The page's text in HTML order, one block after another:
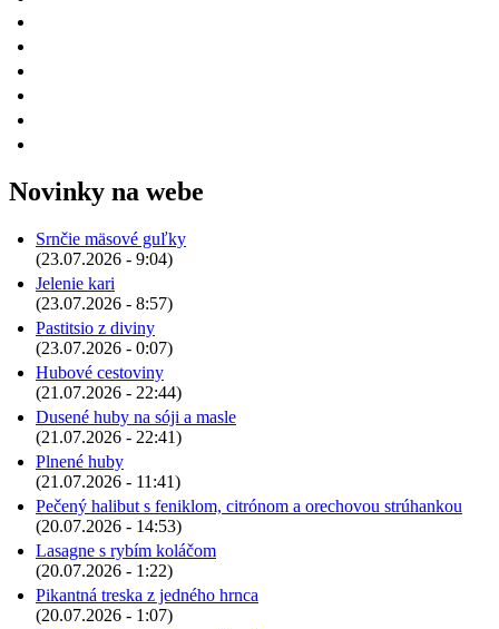
Novinky na webe
Srnčie mäsové guľky
(23.07.2026 - 9:04)
Jelenie kari
(23.07.2026 - 8:57)
Pastitsio z diviny
(23.07.2026 - 0:07)
Hubové cestoviny
(21.07.2026 - 22:44)
Dusené huby na sóji a masle
(21.07.2026 - 22:41)
Plnené huby
(21.07.2026 - 11:41)
Pečený halibut s feniklom, citrónom a orechovou strúhankou
(20.07.2026 - 14:53)
Lasagne s rybím koláčom
(20.07.2026 - 1:22)
Pikantná treska z jedného hrnca
(20.07.2026 - 1:07)